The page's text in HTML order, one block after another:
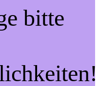
bitte